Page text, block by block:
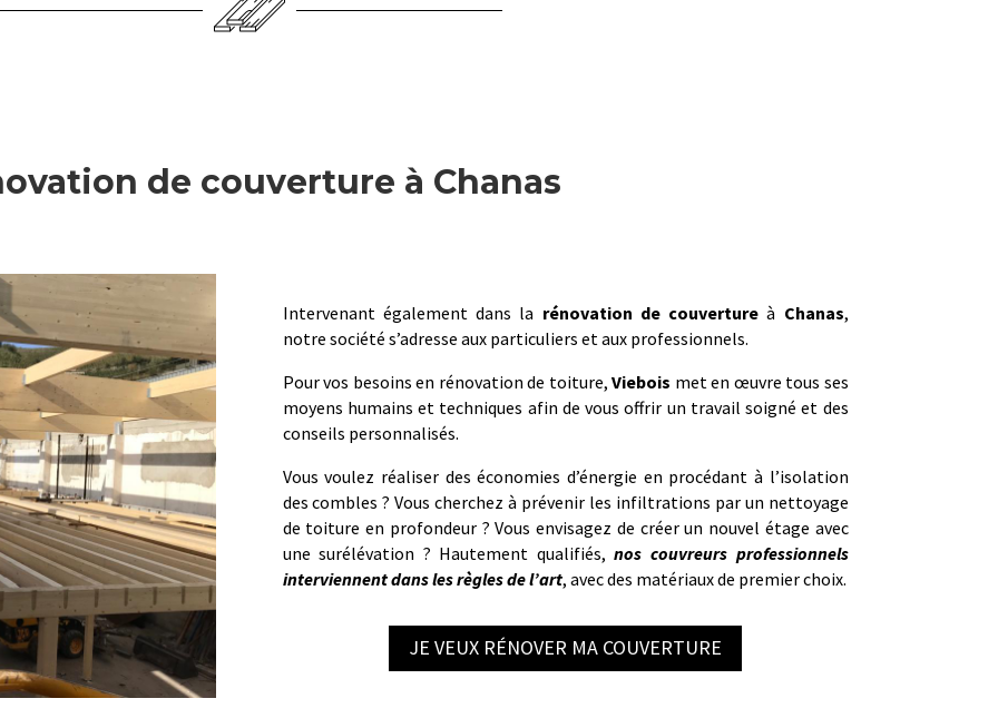
de couverture à Chanas
Intervenant également dans la rénovation de couverture à Chanas,
notre société s’adresse aux particuliers et aux professionnels.
Pour vos besoins en rénovation de toiture,Viebois met en œuvre tous ses
moyens humains et techniques afin de vous offrir un travail soigné et des
conseils personnalisés.
Vous voulez réaliser des économies d’énergie en procédant à l’isolation
des combles ? Vous cherchez à prévenir les infiltrations par un nettoyage
de toiture en profondeur ? Vous envisagez de créer un nouvel étage avec
une surélévation ? Hautement qualifiés,nos couvreurs professionnels
interviennent dans les règles de l’art, avec des matériaux de premier choix.
JE VEUX RÉNOVER MA COUVERTURE